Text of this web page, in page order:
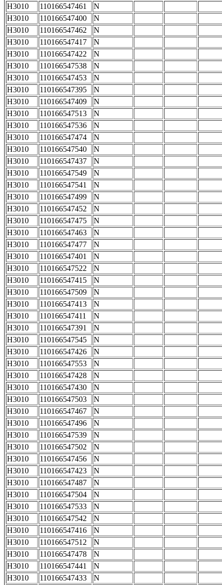
H3010
110166547461
N
H3010
110166547400
N
H3010
110166547462
N
H3010
110166547417
N
H3010
110166547422
N
H3010
110166547538
N
H3010
110166547453
N
H3010
110166547395
N
H3010
110166547409
N
H3010
110166547513
N
H3010
110166547536
N
H3010
110166547474
N
H3010
110166547540
N
H3010
110166547437
N
H3010
110166547549
N
H3010
110166547541
N
H3010
110166547499
N
H3010
110166547452
N
H3010
110166547475
N
H3010
110166547463
N
H3010
110166547477
N
H3010
110166547401
N
H3010
110166547522
N
H3010
110166547415
N
H3010
110166547509
N
H3010
110166547413
N
H3010
110166547411
N
H3010
110166547391
N
H3010
110166547545
N
H3010
110166547426
N
H3010
110166547553
N
H3010
110166547428
N
H3010
110166547430
N
H3010
110166547503
N
H3010
110166547467
N
H3010
110166547496
N
H3010
110166547539
N
H3010
110166547502
N
H3010
110166547456
N
H3010
110166547423
N
H3010
110166547487
N
H3010
110166547504
N
H3010
110166547533
N
H3010
110166547542
N
H3010
110166547416
N
H3010
110166547512
N
H3010
110166547478
N
H3010
110166547441
N
H3010
110166547433
N